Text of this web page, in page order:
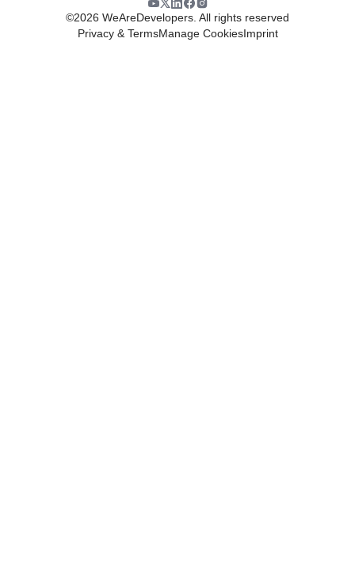
©2026 WeAreDevelopers. All rights reserved
Privacy & TermsManage CookiesImprint